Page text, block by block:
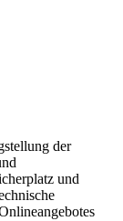
der
und